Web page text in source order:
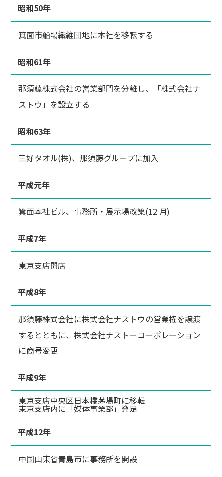
昭和50年
箕面市船場繊維団地に本社を移転する
昭和61年
那須藤株式会社の営業部門を分離し、「株式会社ナ
ストウ」を設立する
昭和63年
三好タオル(株)、那須藤グループに加入
平成元年
箕面本社ビル、事務所・展示場改築(12 月)
平成7年
東京支店開店
平成8年
那須藤株式会社に株式会社ナストウの営業権を譲渡
するとともに、株式会社ナストーコーポレーション
に商号変更
平成9年
東京支店中央区日本橋茅場町に移転
東京支店内に「媒体事業部」発足
平成12年
中国山東省青島市に事務所を開設